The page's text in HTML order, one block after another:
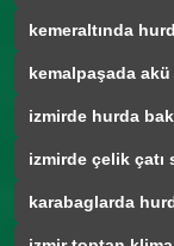
kemeraltında
kemalpaşada akü
izmirde hurda
izmirde çelik çatı
karabaglarda